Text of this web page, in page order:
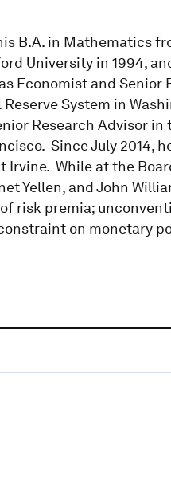
B.A. in Mathematics
University in 1994,
Economist and
System in
Research Advisor
Since July 2014,
While at the
Yellen, and John
risk premia;
on monetary